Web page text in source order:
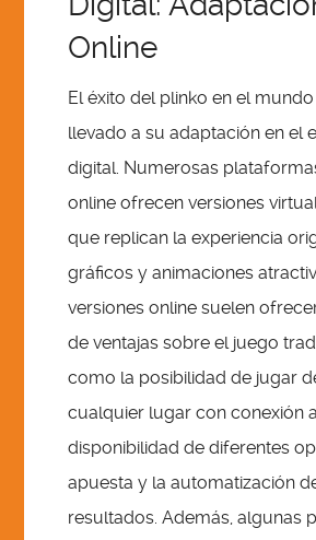
Online
El éxito del plinko en el
llevado a su adaptación en el
digital. Numerosas
online ofrecen versiones
que replican la experiencia
gráficos y animaciones
versiones online suelen
de ventajas sobre el juego
como la posibilidad de jugar
cualquier lugar con conexión
disponibilidad de diferentes
apuesta y la automatización
resultados. Además, algunas